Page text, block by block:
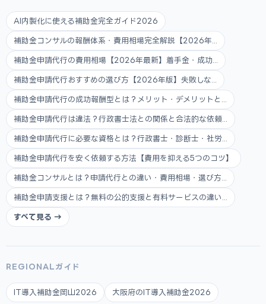
AI内製化に使える補助金完全ガイド2026
補助金コンサルの報酬体系・費用相場完全解説【2026年...
補助金申請代行の費用相場【2026年最新】着手金・成功...
補助金申請代行おすすめの選び方【2026年版】失敗しな...
補助金申請代行の成功報酬型とは？メリット・デメリットと...
補助金申請代行は違法？行政書士法との関係と合法的な依頼...
補助金申請代行に必要な資格とは？行政書士・診断士・社労...
補助金申請代行を安く依頼する方法【費用を抑える5つのコツ】
補助金コンサルとは？申請代行との違い・費用相場・選び方...
補助金申請支援とは？無料の公的支援と有料サービスの違い...
すべて見る →
REGIONALガイド
IT導入補助金岡山2026 大阪府のIT導入補助金2026